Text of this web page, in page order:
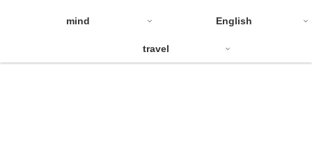
mind English
travel